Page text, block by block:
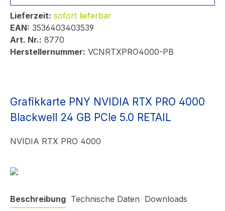
Lieferzeit: sofort lieferbar
EAN: 3536403403539
Art. Nr.: 8770
Herstellernummer: VCNRTXPRO4000-PB
Grafikkarte PNY NVIDIA RTX PRO 4000
Blackwell 24 GB PCle 5.0 RETAIL
NVIDIA RTX PRO 4000
Beschreibung Technische Daten Downloads